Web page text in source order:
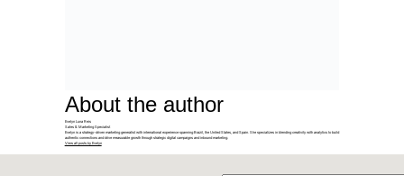
About the author
Evelyn Luna Reis
Sales & Marketing Specialist
Evelyn is a strategy-driven marketing generalist with international experience spanning Brazil, the United States, and Spain. She specializes in blending creativity with analytics to build
authentic connections and drive measurable growth through strategic digital campaigns and inbound marketing.
View all posts by Evelyn